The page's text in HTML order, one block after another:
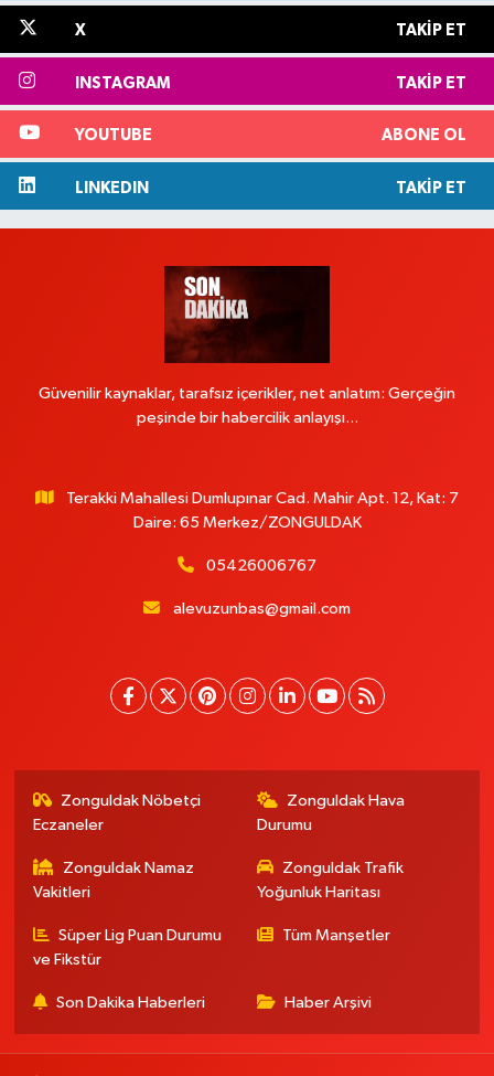
X TAKIP ET
INSTAGRAM TAKIP ET
YOUTUBE ABONE OL
LINKEDIN TAKIP ET
Güvenilir kaynaklar, tarafsız içerikler, net anlatım: Gerçeğin
peşinde bir habercilik anlayışı...
Terakki Mahallesi Dumlupınar Cad. Mahir Apt. 12, Kat: 7
Daire: 65 Merkez/ZONGULDAK
05426006767
alevuzunbas@gmail.com
Zonguldak Nöbetçi
Eczaneler
Zonguldak Hava
Durumu
Zonguldak Namaz
Vakitleri
Zonguldak Trafik
Yoğunluk Haritası
Süper Lig Puan Durumu
ve Fikstür
Tüm Manşetler
Son Dakika Haberleri Haber Arşivi